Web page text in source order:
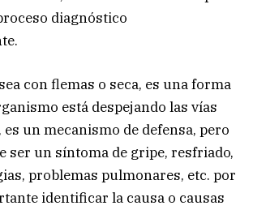
diagnóstico
con flemas o seca, es una forma
está despejando las vías
un mecanismo de defensa, pero
ser un síntoma de gripe, resfriado,
problemas pulmonares, etc. por
identificar la causa o causas